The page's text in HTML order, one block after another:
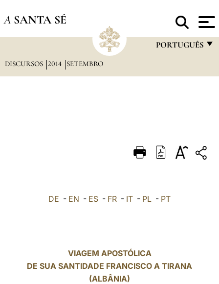
A SANTA SÉ
PORTUGUÊS
DEUTSCH
العربيّة
DISCURSOS 2014 SETEMBRO
DE - EN - ES - FR - IT - PL - PT
VIAGEM APOSTÓLICA
DE SUA SANTIDADE FRANCISCO A TIRANA
(ALBÂNIA)